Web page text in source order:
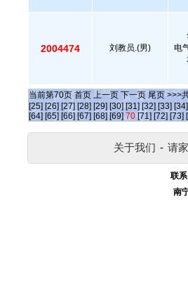
2004474 刘教员.(男)
电
当前第70页 首页 上一页 下一页 尾页 >>>
[25] [26] [27] [28] [29] [30] [31] [32] [33] [34]
[64] [65] [66] [67] [68] [69] 70 [71] [72] [73]
关于我们 - 请
联
南